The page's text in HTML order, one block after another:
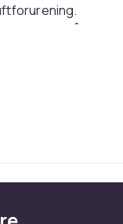
er nemt at både